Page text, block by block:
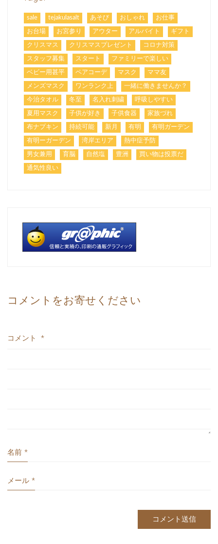
sale tejakulasalt あそび おしゃれ お仕事
お台場 お宮参り アウター アルバイト ギフト
クリスマス クリスマスプレゼント コロナ対策
スタッフ募集 スタート ファミリーで楽しい
ベビー用甚平 ペアコーデ マスク ママ友
メンズマスク ワンランク上 一緒に働きませんか？
今治タオル 冬至 名入れ刺繍 呼吸しやすい
夏用マスク 子供が好き 子供食器 家族づれ
布ナプキン 持続可能 新月 有明 有明ガーデン
有明ーガーデン 湾岸エリア 熱中症予防
男女兼用 育脳 自然塩 豊洲 買い物は投票だ
通気性良い
コメントをお寄せください
コメント *
名前 *
メール *